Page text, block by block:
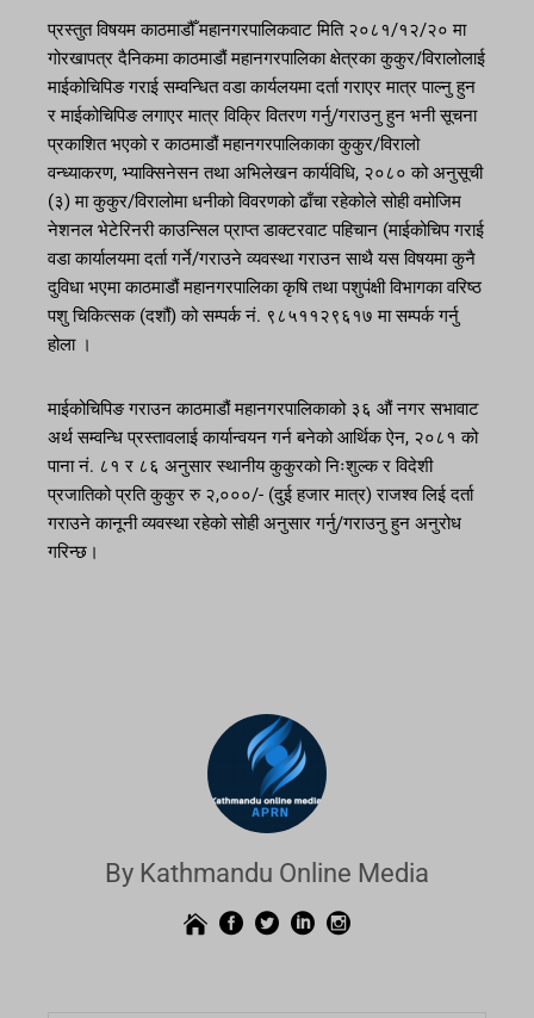
प्रस्तुत विषयम काठमाडौँ महानगरपालिकवाट मिति २०८१/१२/२० मा
गोरखापत्र दैनिकमा काठमाडौं महानगरपालिका क्षेत्रका कुकुर/विरालोलाई
माईकोचिपिङ गराई सम्वन्धित वडा कार्यलयमा दर्ता गराएर मात्र पाल्नु हुन
र माईकोचिपिङ लगाएर मात्र विक्रि वितरण गर्नु/गराउनु हुन भनी सूचना
प्रकाशित भएको र काठमाडौं महानगरपालिकाका कुकुर/विरालो
वन्ध्याकरण, भ्याक्सिनेसन तथा अभिलेखन कार्यविधि, २०८० को अनुसूची
(३) मा कुकुर/विरालोमा धनीको विवरणको ढाँचा रहेकोले सोही वमोजिम
नेशनल भेटेरिनरी काउन्सिल प्राप्त डाक्टरवाट पहिचान (माईकोचिप गराई
वडा कार्यालयमा दर्ता गर्ने/गराउने व्यवस्था गराउन साथै यस विषयमा कुनै
दुविधा भएमा काठमाडौं महानगरपालिका कृषि तथा पशुपंक्षी विभागका वरिष्ठ
पशु चिकित्सक (दशौं) को सम्पर्क नं. ९८५११२९६१७ मा सम्पर्क गर्नु
होला ।
माईकोचिपिङ गराउन काठमाडौं महानगरपालिकाको ३६ औं नगर सभावाट
अर्थ सम्वन्धि प्रस्तावलाई कार्यान्वयन गर्न बनेको आर्थिक ऐन, २०८१ को
पाना नं. ८१ र ८६ अनुसार स्थानीय कुकुरको निःशुल्क र विदेशी
प्रजातिको प्रति कुकुर रु २,०००/- (दुई हजार मात्र) राजश्व लिई दर्ता
गराउने कानूनी व्यवस्था रहेको सोही अनुसार गर्नु/गराउनु हुन अनुरोध
गरिन्छ।
By Kathmandu Online Media